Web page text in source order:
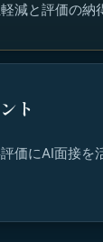
減と評価の納
ト
価にAI面接を